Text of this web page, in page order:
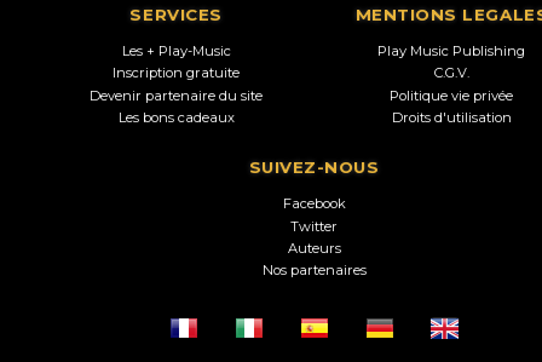
SERVICES
Les + Play-Music
Inscription gratuite
Devenir partenaire du site
Les bons cadeaux
MENTIONS
Play Music Publishing
C.G.V.
Politique vie privée
Droits d'utilisation
SUIVEZ-NOUS
Facebook
Twitter
Auteurs
Nos partenaires